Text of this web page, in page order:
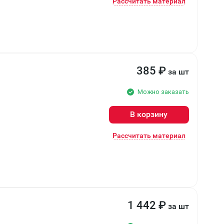
385 ₽ за шт
Можно заказать
В корзину
Рассчитать материал
1 442 ₽ за шт